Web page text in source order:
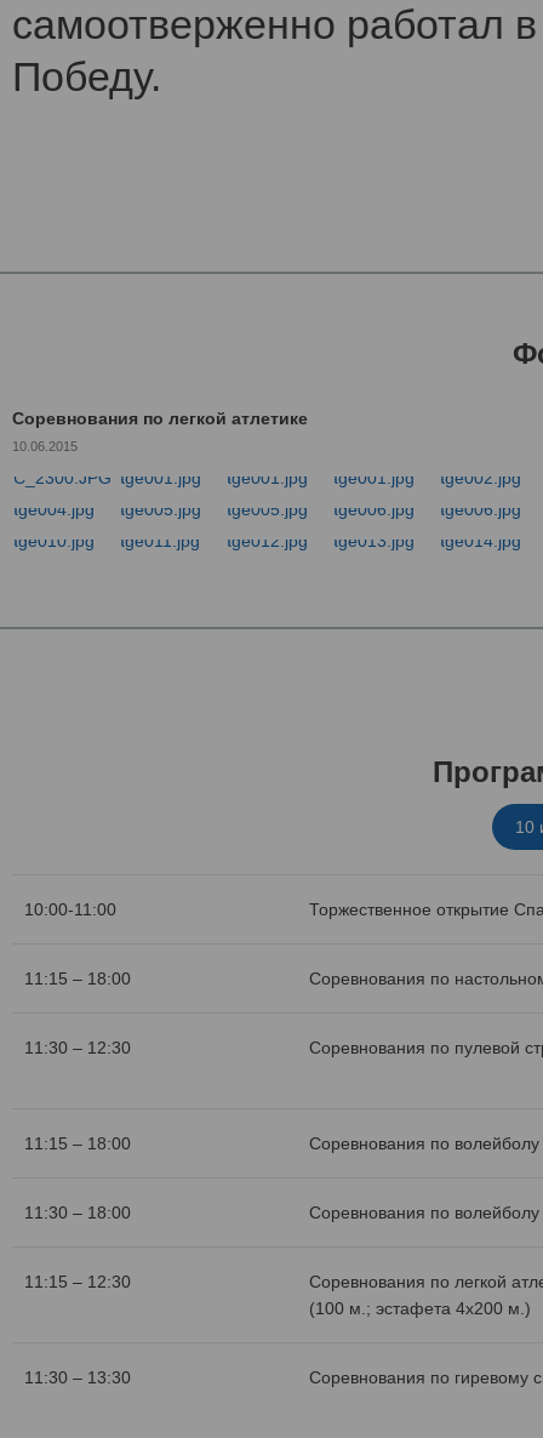
самоотверженно работал
Победу.
Соревнования по легкой атлетике
10.06.2015
10
10:00-11:00 Торжественное открытие
11:15 – 18:00 Соревнования по
11:30 – 12:30 Соревнования по пулевой
11:15 – 18:00 Соревнования по
11:30 – 18:00 Соревнования по
11:15 – 12:30
Соревнования по легкой
(100 м.; эстафета 4х200 м.)
11:30 – 13:30 Соревнования по гиревому